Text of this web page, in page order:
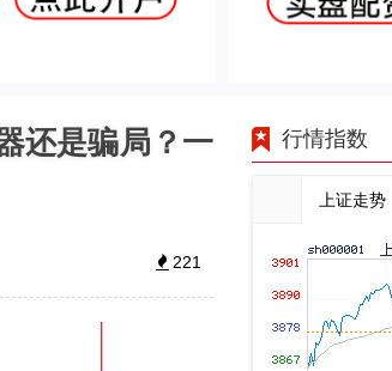
还是骗局？一
221
行情指数
上证走势